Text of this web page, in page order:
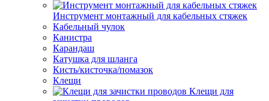
Инструмент монтажный для кабельных стяжек
Кабельный чулок
Канистра
Карандаш
Катушка для шланга
Кисть/кисточка/помазок
Клещи
Клещи для